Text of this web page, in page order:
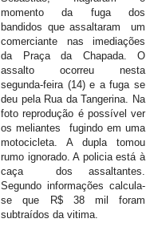
momento da fuga dos
bandidos que assaltaram um
comerciante nas imediações
da Praça da Chapada. O
assalto ocorreu nesta
segunda-feira (14) e a fuga se
deu pela Rua da Tangerina. Na
foto reprodução é possível ver
os meliantes fugindo em uma
motocicleta. A dupla tomou
rumo ignorado. A policia está à
caça dos assaltantes.
Segundo informações calcula-
se que R$ 38 mil foram
subtraídos da vitima.